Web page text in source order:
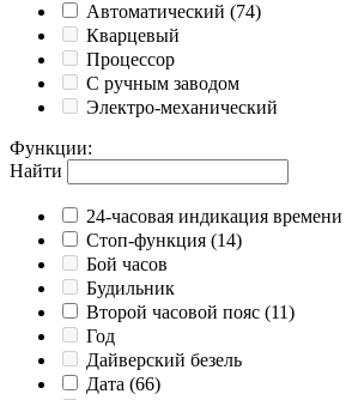
Автоматический (74)
Кварцевый
Процессор
С ручным заводом
Электро-механический
Функции:
Найти
24-часовая индикация времени
Cтоп-функция (14)
Бой часов
Будильник
Второй часовой пояс (11)
Год
Дайверский безель
Дата (66)